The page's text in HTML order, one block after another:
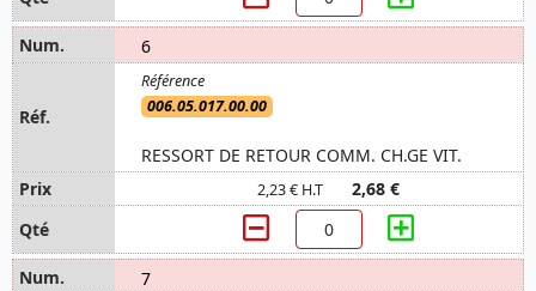
6
006.05.017.00.00
RESSORT DE RETOUR COMM. CH.GE VIT.
2,23 € H.T 2,68 €
7